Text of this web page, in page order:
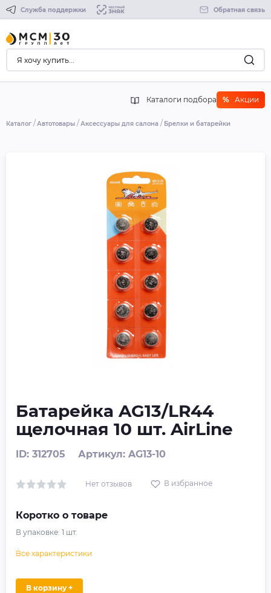
Служба поддержки Обратная связь
Каталоги подбора % Акции
Каталог Автотовары Аксессуары для салона Брелки и батарейки
Батарейка AG13/LR44
щелочная 10 шт. AirLine
ID: 312705 Артикул: AG13-10
Нет отзывов В избранное
Коротко о товаре
В упаковке: 1 шт.
Все характеристики
В корзину +